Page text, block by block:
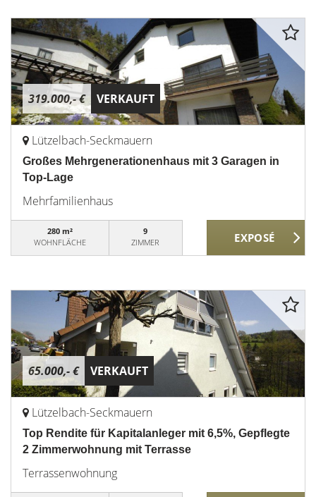
319.000,- € VERKAUFT
Lützelbach-Seckmauern
Großes Mehrgenerationenhaus mit 3 Garagen in
Top-Lage
Mehrfamilienhaus
280 m²
WOHNFLÄCHE
9
ZIMMER
65.000,- € VERKAUFT
Lützelbach-Seckmauern
Top Rendite für Kapitalanleger mit 6,5%, Gepflegte
2 Zimmerwohnung mit Terrasse
Terrassenwohnung